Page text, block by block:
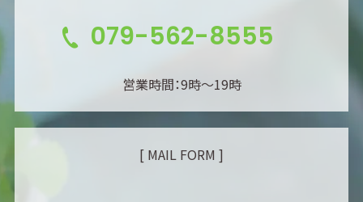
079-562-8555
営業時間：9時～19時
[ MAIL FORM ]